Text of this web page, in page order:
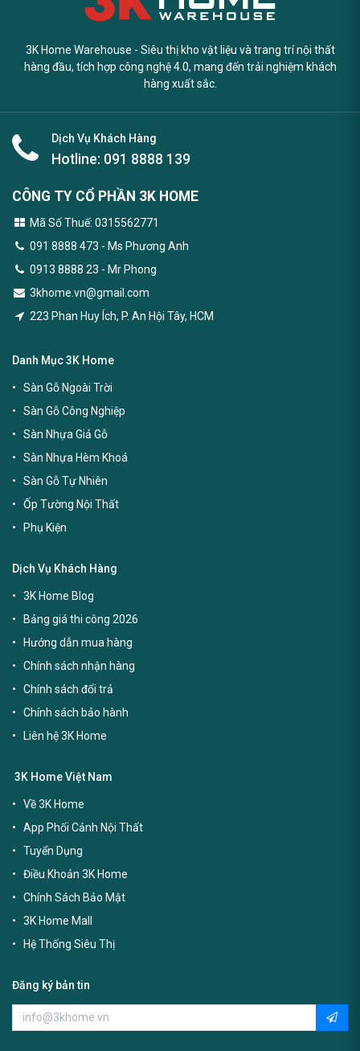
3K Home Warehouse - Siêu thị kho vật liệu và trang trí nội thất
hàng đầu, tích hợp công nghệ 4.0, mang đến trải nghiệm khách
hàng xuất sắc.
Dịch Vụ Khách Hàng
Hotline: 091 8888 139
CÔNG TY CỔ PHẦN 3K HOME
Mã Số Thuế: 0315562771
091 8888 473 - Ms Phương Anh
0913 8888 23 - Mr Phong
3khome.vn@gmail.com
223 Phan Huy Ích, P. An Hội Tây, HCM
Danh Mục 3K Home
Sàn Gỗ Ngoài Trời
Sàn Gỗ Công Nghiệp
Sàn Nhựa Giả Gỗ
Sàn Nhựa Hèm Khoá
Sàn Gỗ Tự Nhiên
Ốp Tường Nội Thất
Phụ Kiện
Dịch Vụ Khách Hàng
3K Home Blog
Bảng giá thi công 2026
Hướng dẫn mua hàng
Chính sách nhận hàng
Chính sách đổi trả
Chính sách bảo hành
Liên hệ 3K Home
3K Home Việt Nam
Về 3K Home
App Phối Cảnh Nội Thất
Tuyển Dụng
Điều Khoản 3K Home
Chính Sách Bảo Mật
3K Home Mall
Hệ Thống Siêu Thị
Đăng ký bản tin